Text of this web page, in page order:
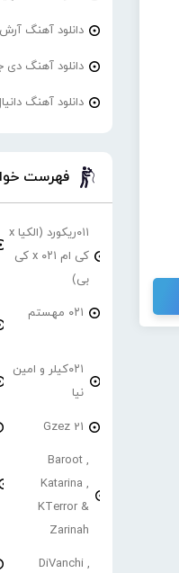
دانلود آهنگ
دانلود آهنگ دی
دانلود آهنگ
فهرست
۰۱۱ریکورد (الکیا x
کی ام ۰۲۱ x کی
بی)
۰۲۱ مهستم
۰۲۱کیلر و امین
نیا
21 Gzez
Baroot ,
Katarina ,
KTerror &
Zarinah
DiVanchi ,